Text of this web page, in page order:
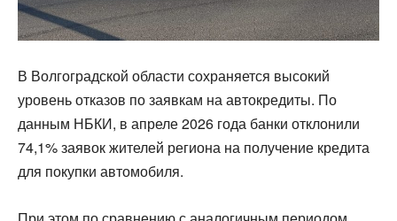
В Волгоградской области сохраняется высокий
уровень отказов по заявкам на автокредиты. По
данным НБКИ, в апреле 2026 года банки отклонили
74,1% заявок жителей региона на получение кредита
для покупки автомобиля.